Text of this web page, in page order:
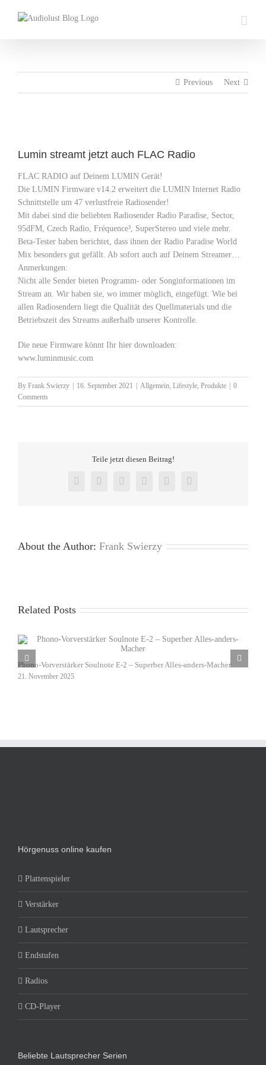
Previous Next
Image
Lumin streamt jetzt auch FLAC Radio
FLAC RADIO auf Deinem LUMIN Gerät!
Die LUMIN Firmware v14.2 erweitert die LUMIN Internet Radio
Schnittstelle um 47 verlustfreie Radiosender!
Mit dabei sind die beliebten Radiosender Radio Paradise, Sector,
95dFM, Czech Radio, Fréquence³, SuperStereo und viele mehr.
Beta-Tester haben berichtet, dass ihnen der Radio Paradise World
Mix besonders gut gefällt. Ab sofort auch auf Deinem Streamer…
Anmerkungen:
Nicht alle Sender bieten Programm- oder Songinformationen im
Stream an. Wir haben sie, wo immer möglich, eingefügt. Wie bei
allen Radiosendern liegt die Qualität des Quellmaterials und die
Betriebszeit des Streams außerhalb unserer Kontrolle.
Die neue Firmware könnt Ihr hier downloaden:
www.luminmusic.com
By Frank Swierzy 16. September 2021 Allgemein, Lifestyle, Produkte
0
Comments
Teile jetzt diesen Beitrag!
Facebook
X RedditLinkedInPinterestVk
About the Author: Frank Swierzy
Related Posts
Phono-Vorverstärker Soulnote E-2 – Superber Alles-anders-Macher
21. November 2025
Hörgenuss online kaufen
Plattenspieler
Verstärker
Lautsprecher
Endstufen
Radios
CD-Player
Beliebte Lautsprecher Serien